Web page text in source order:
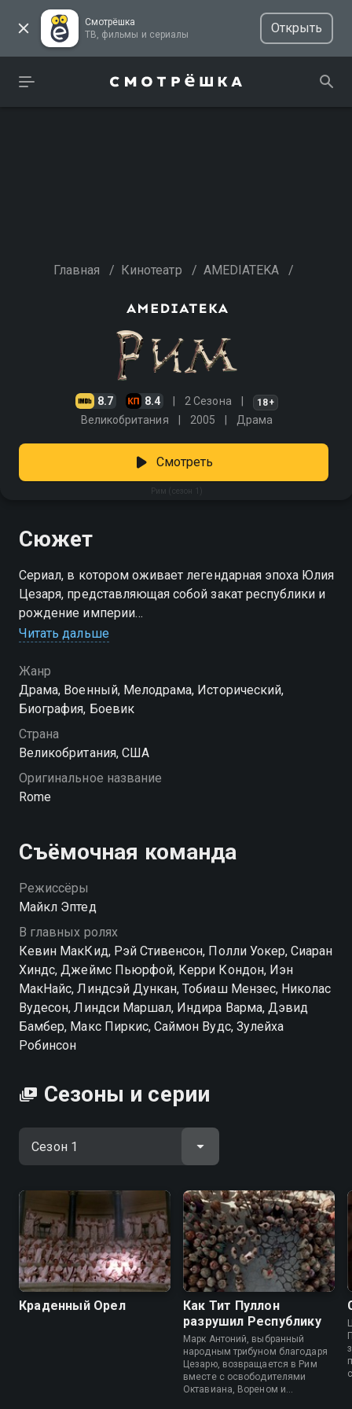
Смотрёшка
ТВ, фильмы и сериалы
Открыть
Главная / Кинотеатр / AMEDIATEKA /
8.7 8.4 2 Сезона 18+
Великобритания 2005 Драма
Рим (сезон 1)
Смотреть
Сюжет
Сериал, в котором оживает легендарная эпоха Юлия
Цезаря, представляющая собой закат республики и
рождение империи
совершенно бесплатно в хорошем HD качестве на
Смотрёшке
Читать дальше
Жанр
Драма, Военный, Мелодрама, Исторический,
Биография, Боевик
Страна
Великобритания, США
Оригинальное название
Rome
Съёмочная команда
Режиссёры
Майкл Эптед
В главных ролях
Кевин МакКид, Рэй Стивенсон, Полли Уокер, Сиаран
Хиндс, Джеймс Пьюрфой, Керри Кондон, Иэн
МакНайс, Линдсэй Дункан, Тобиаш Мензес, Николас
Вудесон, Линдси Маршал, Индира Варма, Дэвид
Бамбер, Макс Пиркис, Саймон Вудс, Зулейха
Робинсон
Сезоны и серии
Краденный Орел
Как Тит Пуллон
разрушил Республику
Марк Антоний, выбранный
народным трибуном благодаря
Цезарю, возвращается в Рим
вместе с освободителями
Октавиана, Вореном и